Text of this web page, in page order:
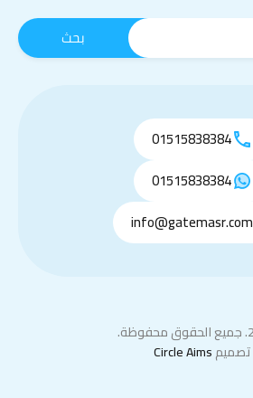
01515838384
01515838384
info@gatemasr.com
تصميمCircle Aims